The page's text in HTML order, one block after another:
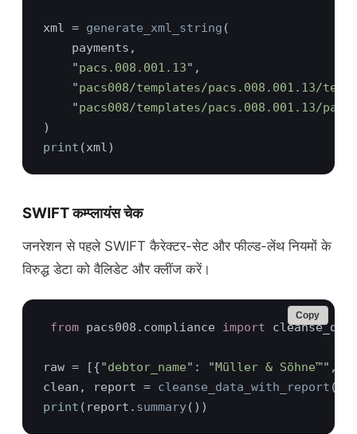
xml = generate_xml_string
    "
pacs.008.001.13
    "
pacs008/templates/pacs.008.001.13/
    "
pacs008/templates/pacs.008.001.13/
print
SWIFT कम्प्लायंस चेक
जनरेशन से पहले SWIFT कैरेक्टर-सेट और फील्ड-लेंथ नियमों के
विरुद्ध डेटा को वैलिडेट और क्लींज करें।
from pacs008.compliance import
raw = [{"debtor_name": "Müller & Söhne™", "
clean, report = cleanse_data_with_report
print (report. summary
Copy